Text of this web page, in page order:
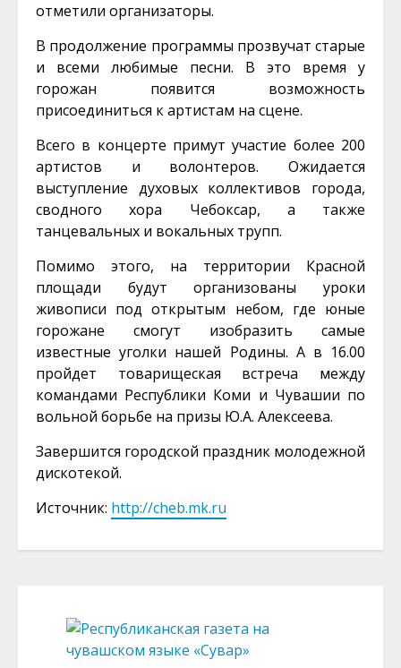
отметили организаторы.
В продолжение программы прозвучат старые
и всеми любимые песни. В это время у
горожан появится возможность
присоединиться к артистам на сцене.
Всего в концерте примут участие более 200
артистов и волонтеров. Ожидается
выступление духовых коллективов города,
сводного хора Чебоксар, а также
танцевальных и вокальных трупп.
Помимо этого, на территории Красной
площади будут организованы уроки
живописи под открытым небом, где юные
горожане смогут изобразить самые
известные уголки нашей Родины. А в 16.00
пройдет товарищеская встреча между
командами Республики Коми и Чувашии по
вольной борьбе на призы Ю.А. Алексеева.
Завершится городской праздник молодежной
дискотекой.
Источник: http://cheb.mk.ru